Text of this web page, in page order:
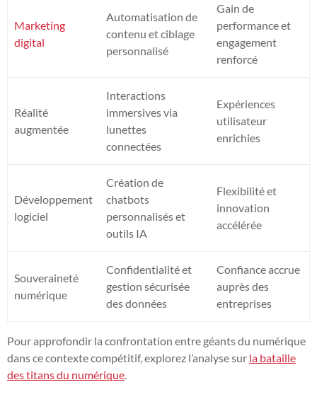
Marketing
digital
Automatisation de
contenu et ciblage
personnalisé
Gain de
performance et
engagement
renforcé
Réalité
augmentée
Interactions
immersives via
lunettes
connectées
Expériences
utilisateur
enrichies
Développement
logiciel
Création de
chatbots
personnalisés et
outils IA
Flexibilité et
innovation
accélérée
Souveraineté
numérique
Confidentialité et
gestion sécurisée
des données
Confiance accrue
auprès des
entreprises
Pour approfondir la confrontation entre géants du numérique
dans ce contexte compétitif, explorez l’analyse sur la bataille
des titans du numérique